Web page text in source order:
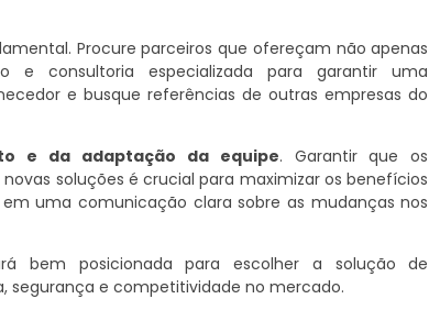
Procure parceiros que ofereçam não apenas
e consultoria especializada para garantir uma
e busque referências de outras empresas do
e da adaptação da equipe. Garantir que os
soluções é crucial para maximizar os benefícios
uma comunicação clara sobre as mudanças nos
bem posicionada para escolher a solução de
segurança e competitividade no mercado.